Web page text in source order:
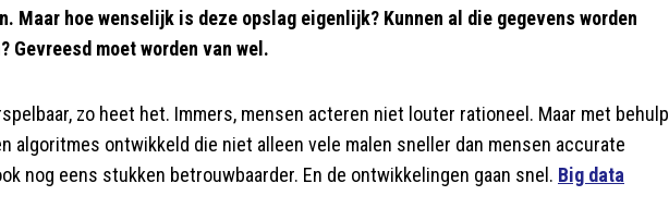
Maar hoe wenselijk is deze opslag eigenlijk? Kunnen al die gegevens worden
Gevreesd moet worden van wel.
zo heet het. Immers, mensen acteren niet louter rationeel. Maar met behulp
algoritmes ontwikkeld die niet alleen vele malen sneller dan mensen accurate
nog eens stukken betrouwbaarder. En de ontwikkelingen gaan snel. Big data